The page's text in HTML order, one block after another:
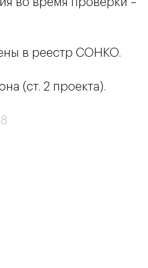
во время проверки –
в реестр СОНКО.
(ст. 2 проекта).